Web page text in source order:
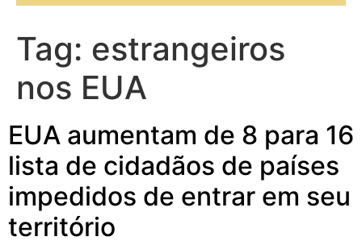
Tag: estrangeiros
nos EUA
EUA aumentam de 8 para 16
lista de cidadãos de países
impedidos de entrar em seu
território